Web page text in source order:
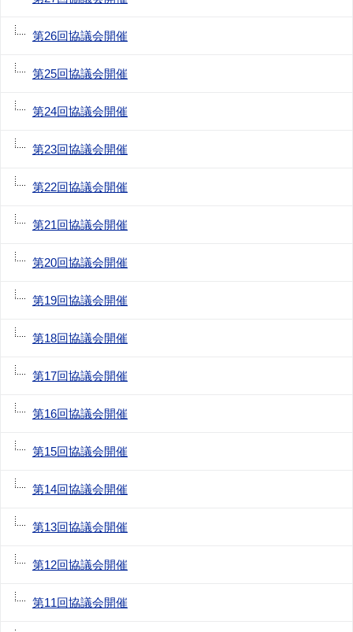
第26回協議会開催
第25回協議会開催
第24回協議会開催
第23回協議会開催
第22回協議会開催
第21回協議会開催
第20回協議会開催
第19回協議会開催
第18回協議会開催
第17回協議会開催
第16回協議会開催
第15回協議会開催
第14回協議会開催
第13回協議会開催
第12回協議会開催
第11回協議会開催